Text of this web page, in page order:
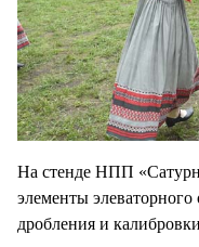
На стенде НПП
элементы
дробления и